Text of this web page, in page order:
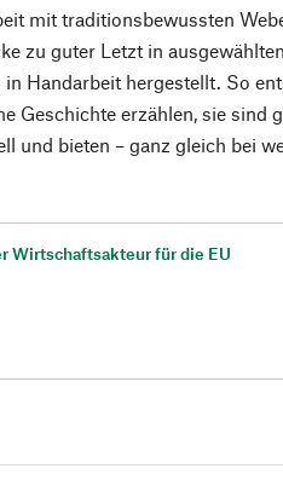
mit traditionsbewussten
zu guter Letzt in
in Handarbeit hergestellt. So
Geschichte erzählen, sie sind
und bieten – ganz gleich bei
Wirtschaftsakteur für die EU